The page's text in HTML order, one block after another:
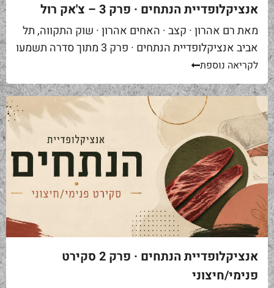
אנציקלופדיית הנתחים · פרק 3 – צ'אק רול
מאת רם אהרון · קצב · האחים אהרון · שוק התקווה, תל
אביב אנציקלופדיית הנתחים · פרק 3 מתוך סדרה תשמעו
סיפור. אתם באים לאחת ממסעדות הבשר הטובות...
לקריאה נוספת
אנציקלופדיית הנתחים · פרק 2 סקירט
פנימי/חיצוני